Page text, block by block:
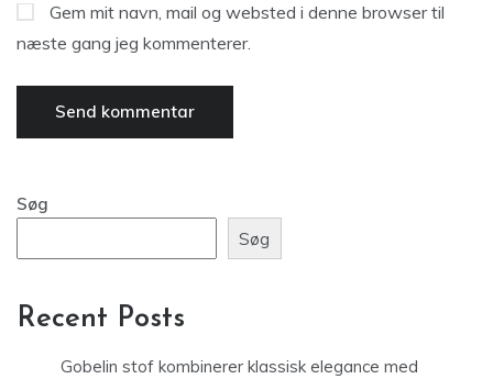
Gem mit navn, mail og websted i denne browser til
næste gang jeg kommenterer.
Søg
Søg
Recent Posts
Gobelin stof kombinerer klassisk elegance med